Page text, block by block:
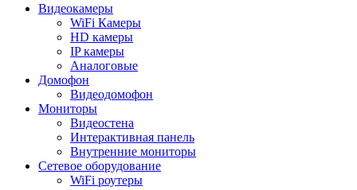
Видеокамеры
WiFi Камеры
HD камеры
IP камеры
Аналоговые
Домофон
Видеодомофон
Мониторы
Видеостена
Интерактивная панель
Внутренние мониторы
Сетевое оборудование
WiFi роутеры